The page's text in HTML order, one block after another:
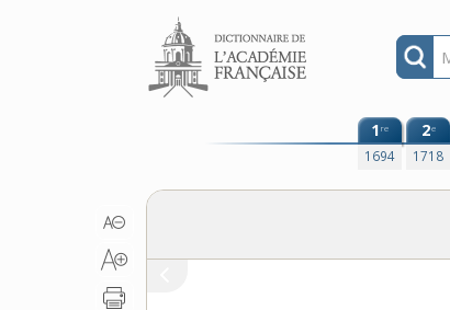
Aller au contenu
1re
1694
2e
1718